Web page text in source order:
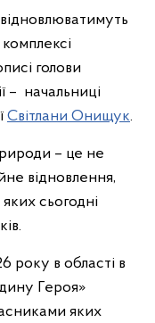
голови
– начальниці
Світлани Онищук.
– це не
відновлення,
сьогодні
року в області в
Героя»
яких